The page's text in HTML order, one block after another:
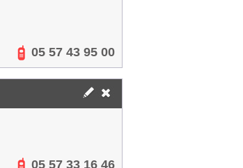
05 57 43 95 00
05 57 33 16 46